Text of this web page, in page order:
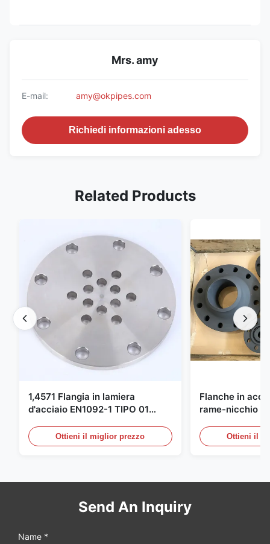
Mrs. amy
E-mail: amy@okpipes.com
Richiedi informazioni adesso
Related Products
1,4571 Flangia in lamiera
d'acciaio EN1092-1 TIPO 01
Ottieni il miglior prezzo
Flanche in
rame-nicchio
carbonioOttieni il
Send An Inquiry
Name *